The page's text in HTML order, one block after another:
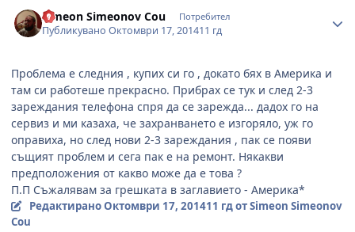
Simeon Simeonov Cou Потребител
ПубликуваноОктомври 17, 201411 гд
Проблема е следния , купих си го , докато бях в Америка и
там си работеше прекрасно. Прибрах се тук и след 2-3
зареждания телефона спря да се зарежда... дадох го на
сервиз и ми казаха, че захранването е изгоряло, уж го
оправиха, но след нови 2-3 зареждания , пак се появи
същият проблем и сега пак е на ремонт. Някакви
предположения от какво може да е това ?
П.П Съжалявам за грешката в заглавието - Америка*
РедактираноОктомври 17, 201411 гдот Simeon Simeonov
Cou